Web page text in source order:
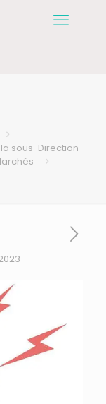
sous-Direction